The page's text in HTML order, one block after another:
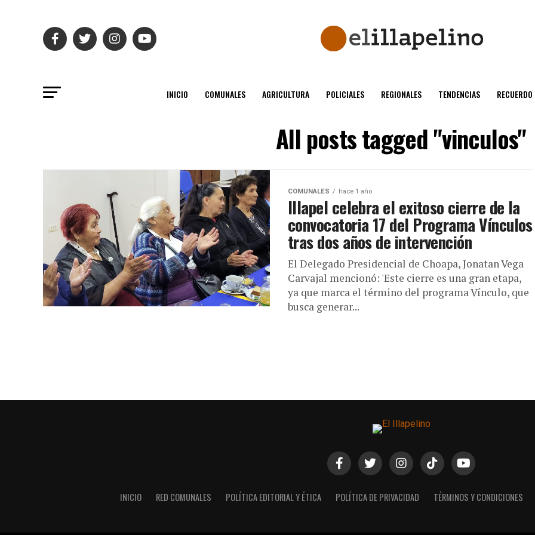
INICIO COMUNALES AGRICULTURA POLICIALES REGIONALES TENDENCIAS RECUERDO
All posts tagged "vinculos"
COMUNALES hace 1 año
Illapel celebra el exitoso cierre de la
convocatoria 17 del Programa Vínculos
tras dos años de intervención
El Delegado Presidencial de Choapa, Jonatan Vega
Carvajal mencionó: 'Este cierre es una gran etapa,
ya que marca el término del programa Vínculo, que
busca generar...
INICIO RED COMUNALES POLÍTICA EDITORIAL Y ÉTICA POLÍTICA DE PRIVACIDAD TÉRMINOS Y CONDICIONES